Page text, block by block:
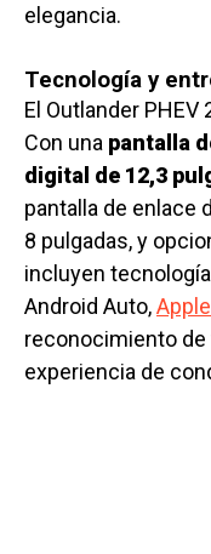
elegancia.
Tecnología y
El Outlander
Con una pantalla
digital de 12,3
pantalla de enlace
8 pulgadas, y
incluyen
Android Auto,
reconocimiento de
experiencia de